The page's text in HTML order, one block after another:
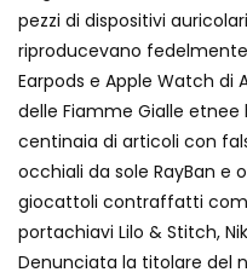
ecco cosa
Lucca, blitz
medico
Maschere
showroom
pezzi di dispositivi
riproducevano
Earpods e Apple Watch di
delle Fiamme Gialle
centinaia di articoli con
occhiali da sole RayBan e
giocattoli contraffatti
portachiavi Lilo & Stitch,
Denunciata la titolare del